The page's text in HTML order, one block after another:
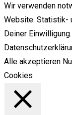
Wir verwenden
Website. Statistik-
Deiner
Alle akzeptieren
Cookies